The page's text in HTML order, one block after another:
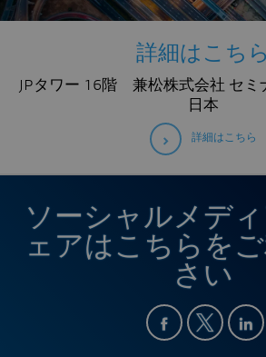
詳細はこちら
JPタワー 16階 兼松株式会社 セミ
日本
詳細はこちら
ソーシャルメデ
ェアはこちらを
さい